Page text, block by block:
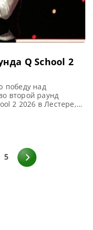
Q School 2
победу над
второй раунд
2 2026 в Лестере,
выступления
уступил […]
5